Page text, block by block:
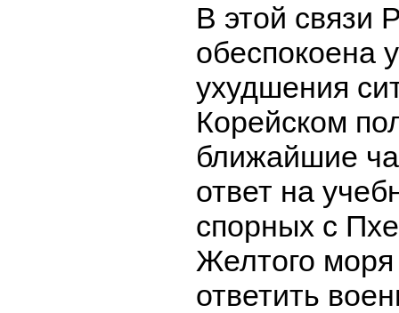
В этой связи
обеспокоена
ухудшения
Корейском
ближайшие
ответ на
спорных с
Желтого
ответить